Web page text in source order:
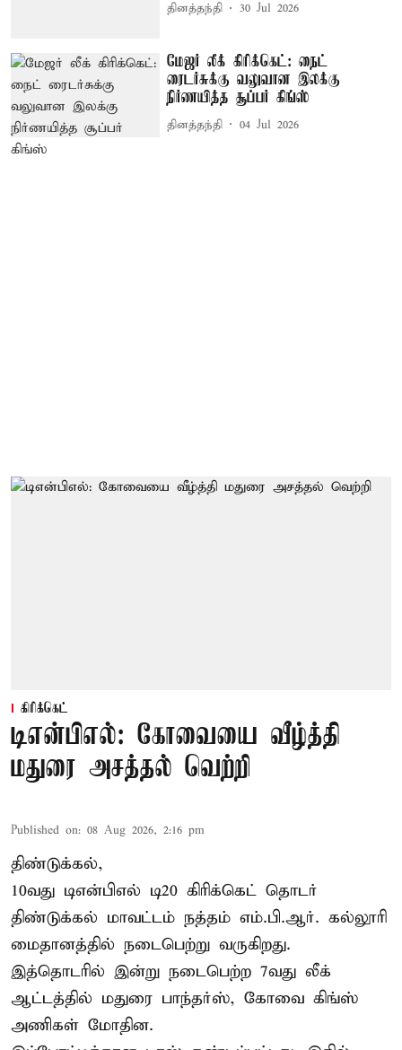
தினத்தந்தி 30 Jul 2026
மேஜர் லீக் கிரிக்கெட்: நைட்
ரைடர்சுக்கு வலுவான இலக்கு
நிர்ணயித்த சூப்பர் கிங்ஸ்
தினத்தந்தி 04 Jul 2026
கிரிக்கெட்
டிஎன்பிஎல்: கோவையை வீழ்த்தி
மதுரை அசத்தல் வெற்றி
Published on: 08 Aug 2026, 2:16 pm
திண்டுக்கல்,
10வது டிஎன்பிஎல் டி20 கிரிக்கெட் தொடர்
திண்டுக்கல் மாவட்டம் நத்தம் எம்.பி.ஆர். கல்லூரி
மைதானத்தில் நடைபெற்று வருகிறது.
இத்தொடரில் இன்று நடைபெற்ற 7வது லீக்
ஆட்டத்தில் மதுரை பாந்தர்ஸ், கோவை கிங்ஸ்
அணிகள் மோதின.